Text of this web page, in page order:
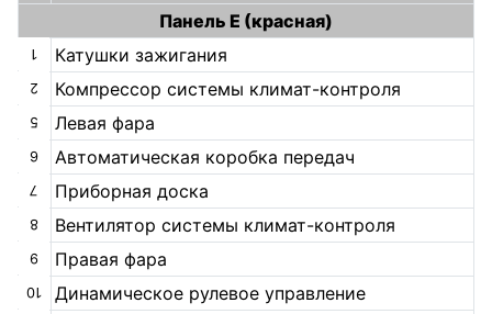
Панель E (красная)
1 Катушки зажигания
2 Компрессор системы климат-контроля
5 Левая фара
6 Автоматическая коробка передач
7 Приборная доска
8 Вентилятор системы климат-контроля
9 Правая фара
10 Динамическое рулевое управление